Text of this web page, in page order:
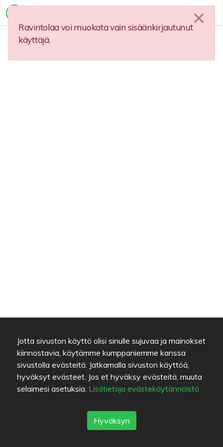
Ravintolaa voi muokata vain sisäänkirjautunut
käyttäjä.
Jotta sivuston käyttö olisi sinulle sujuvaa ja mainokset
kiinnostavia, käytämme kumppaniemme kanssa
sivustolla evästeitä. Jatkamalla sivuston käyttöä,
hyväksyt evästeet. Jos et hyväksy evästeitä, muuta
selaimesi asetuksia. Lisätietoja evästekäytännöistä
Hyväksyn